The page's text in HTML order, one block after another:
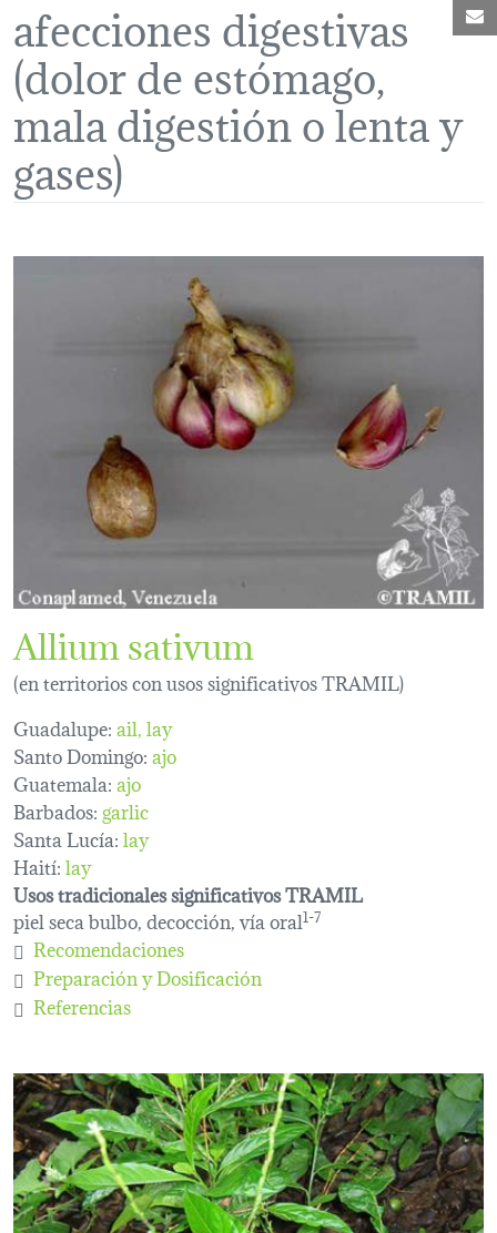
afecciones digestivas
(dolor de estómago,
mala digestión o lenta y
gases)
Allium sativum
(en territorios con usos significativos TRAMIL)
Guadalupe:ail lay
Santo Domingo:ajo
Guatemala:ajo
Barbados:garlic
Santa Lucía:lay
Haití:lay
Usos tradicionales significativos TRAMIL
piel seca bulbo, decocción, vía oral1-7
Recomendaciones
Preparación y Dosificación
Referencias